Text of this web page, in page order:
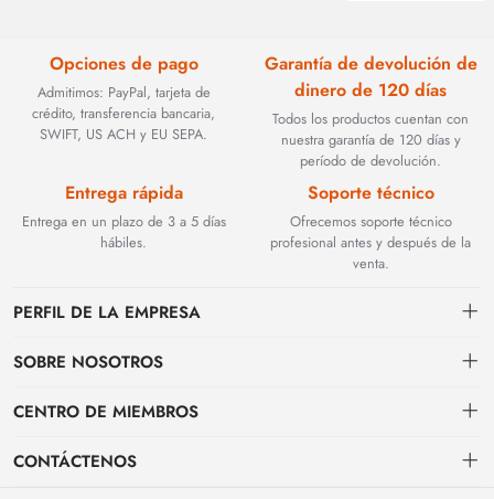
Opciones de pago
Admitimos: PayPal, tarjeta de
crédito, transferencia bancaria,
SWIFT, US ACH y EU SEPA.
Garantía de devolución de
dinero de 120 días
Todos los productos cuentan con
nuestra garantía de 120 días y
período de devolución.
Entrega rápida
Entrega en un plazo de 3 a 5 días
hábiles.
Soporte técnico
Ofrecemos soporte técnico
profesional antes y después de la
venta.
PERFIL DE LA EMPRESA
Fundada en 2002, BEYOND TECHNOLOGY INTERNATIONAL LIMITED
rendimiento. Con la evolución de las redes industriales, ampliamos
SOBRE NOSOTROS
Contacto
Condiciones de pago & facturación
CENTRO DE MIEMBROS
centro personal
Mi pedido
CONTÁCTENOS